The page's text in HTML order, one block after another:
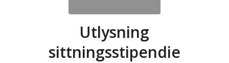
Utlysning
sittningsstipendie